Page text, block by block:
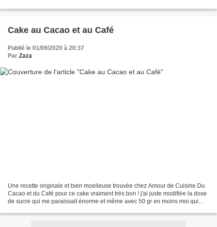
Cake au Cacao et au Café
Publié le 01/09/2020 à 20:37
Par Zaza
Une recette originale et bien moelleuse trouvée chez Amour de Cuisine Du
Cacao et du Café pour ce cake vraiment très bon ! j'ai juste modifiée la dose
de sucre qui me paraissait énorme et même avec 50 gr en moins moi qui